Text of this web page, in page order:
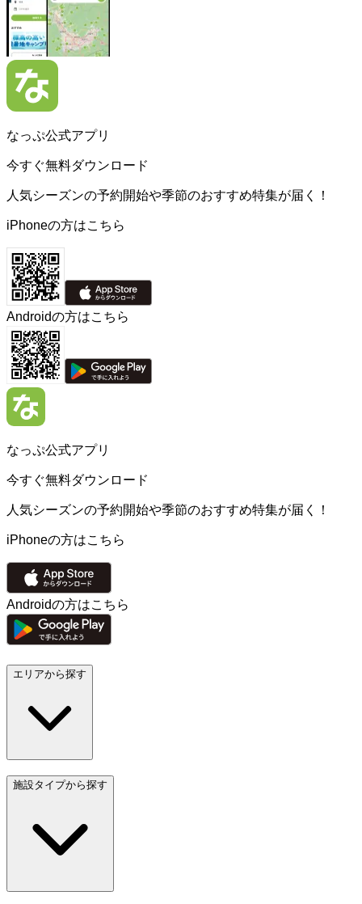
なっぷ公式アプリ
今すぐ無料ダウンロード
人気シーズンの予約開始や季節のおすすめ特集が届く！
iPhoneの方はこちら
Androidの方はこちら
なっぷ公式アプリ
今すぐ無料ダウンロード
人気シーズンの予約開始や季節のおすすめ特集が届く！
iPhoneの方はこちら
Androidの方はこちら
エリアから探す
施設タイプから探す